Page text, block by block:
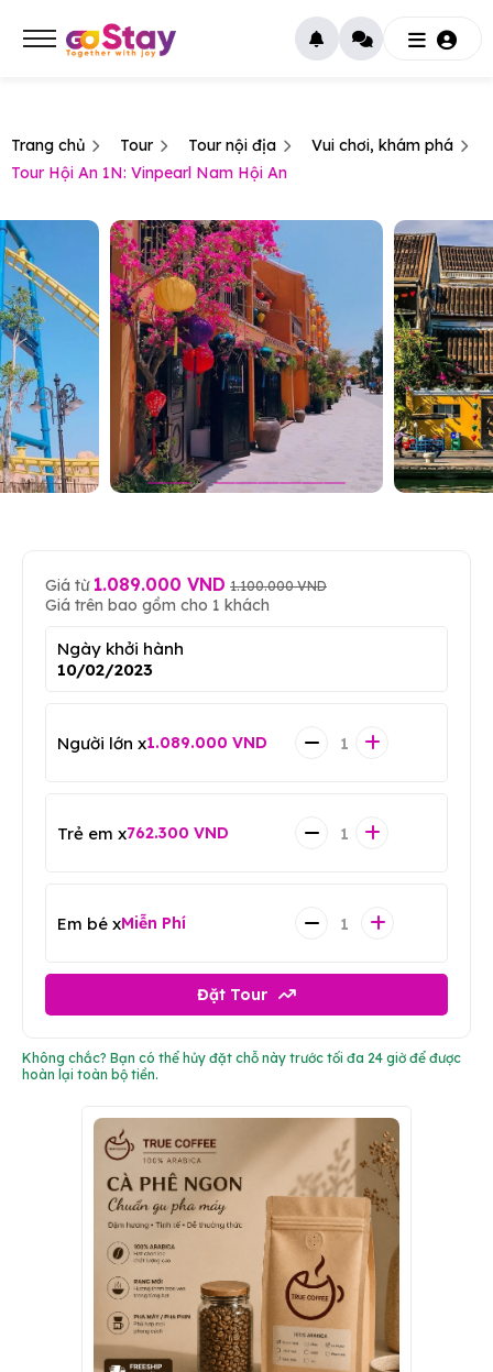
Trang chủ Tour Tour nội địa
Vui chơi, khám phá
Tour Hội An 1N: Vinpearl Nam Hội An
Giá từ 1.089.000 VND 1.100.000 VND
Giá trên bao gồm cho 1 khách
Ngày khởi hành
10/02/2023
Người lớn x1.089.000 VND
Trẻ em x762.300 VND
Em bé xMiễn Phí
Đặt Tour
Không chắc? Bạn có thể hủy đặt chỗ này trước tối đa 24 giờ để được
hoàn lại toàn bộ tiền.